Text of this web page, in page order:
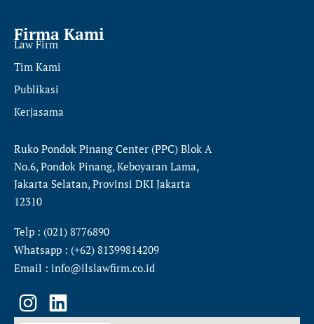
Firma Kami
Law Firm
Tim Kami
Publikasi
Kerjasama
Ruko Pondok Pinang Center (PPC) Blok A
No.6, Pondok Pinang, Keboyaran Lama,
Jakarta Selatan, Provinsi DKI Jakarta
12310
Telp : (021) 8776890
Whatsapp : (+62) 81399814209
Email : info@ilslawfirm.co.id
I
n
L
i